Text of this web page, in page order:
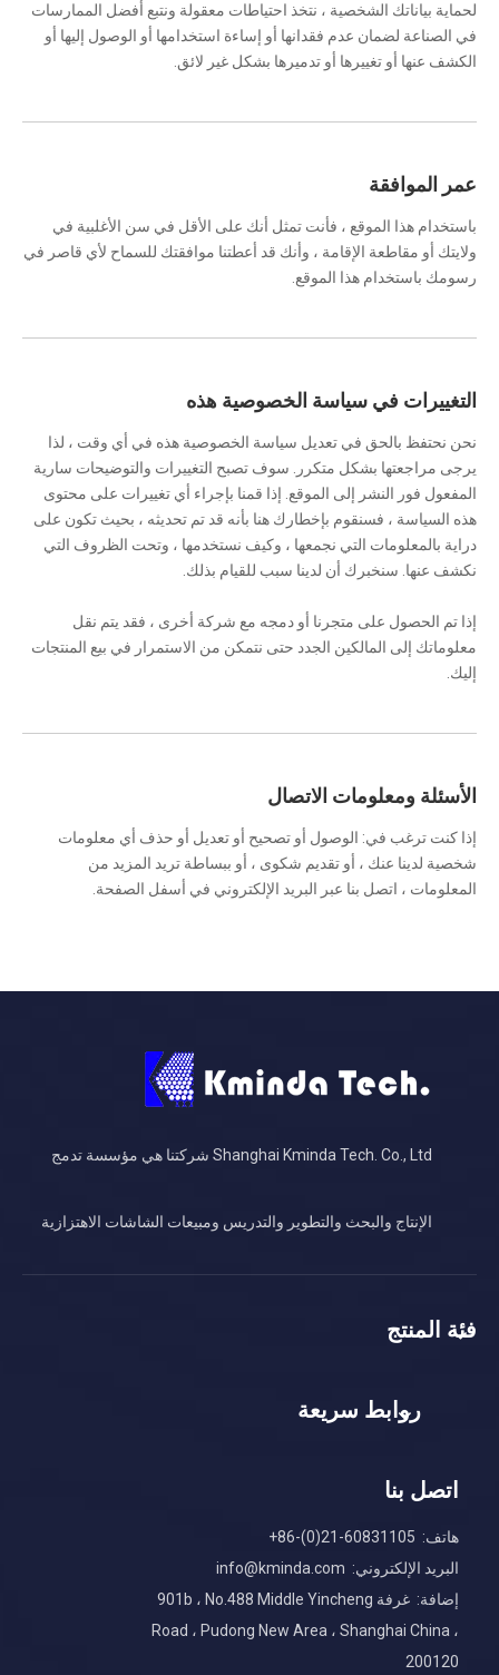
لحماية بياناتك الشخصية ، نتخذ احتياطات معقولة ونتبع أفضل الممارسات
في الصناعة لضمان عدم فقدانها أو إساءة استخدامها أو الوصول إليها أو
الكشف عنها أو تغييرها أو تدميرها بشكل غير لائق.
عمر الموافقة
باستخدام هذا الموقع ، فأنت تمثل أنك على الأقل في سن الأغلبية في
ولايتك أو مقاطعة الإقامة ، وأنك قد أعطتنا موافقتك للسماح لأي قاصر في
رسومك باستخدام هذا الموقع.
التغييرات في سياسة الخصوصية هذه
نحن نحتفظ بالحق في تعديل سياسة الخصوصية هذه في أي وقت ، لذا
يرجى مراجعتها بشكل متكرر. سوف تصبح التغييرات والتوضيحات سارية
المفعول فور النشر إلى الموقع. إذا قمنا بإجراء أي تغييرات على محتوى
هذه السياسة ، فسنقوم بإخطارك هنا بأنه قد تم تحديثه ، بحيث تكون على
دراية بالمعلومات التي نجمعها ، وكيف نستخدمها ، وتحت الظروف التي
نكشف عنها. سنخبرك أن لدينا سبب للقيام بذلك.
إذا تم الحصول على متجرنا أو دمجه مع شركة أخرى ، فقد يتم نقل
معلوماتك إلى المالكين الجدد حتى نتمكن من الاستمرار في بيع المنتجات
إليك.
الأسئلة ومعلومات الاتصال
إذا كنت ترغب في: الوصول أو تصحيح أو تعديل أو حذف أي معلومات
شخصية لدينا عنك ، أو تقديم شكوى ، أو ببساطة تريد المزيد من
المعلومات ، اتصل بنا عبر البريد الإلكتروني في أسفل الصفحة.
Shanghai Kminda Tech. Co., Ltd شركتنا هي مؤسسة تدمج
الإنتاج والبحث والتطوير والتدريس ومبيعات الشاشات الاهتزازية
فئة المنتج
روابط سريعة
اتصل بنا
هاتف: 60831105-21(0)-86+
البريد الإلكتروني: info@kminda.com
إضافة: غرفة 901b ، No.488 Middle Yincheng
Road ، Pudong New Area ، Shanghai China ،
200120